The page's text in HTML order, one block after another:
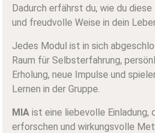
Dadurch erfährst du, wie du
und freudvolle Weise in dein
Jedes Modul ist in sich
Raum für Selbsterfahrung,
Erholung, neue Impulse und
Lernen in der Gruppe.
MIAist eine liebevolle Einladung,
erforschen und wirkungsvolle